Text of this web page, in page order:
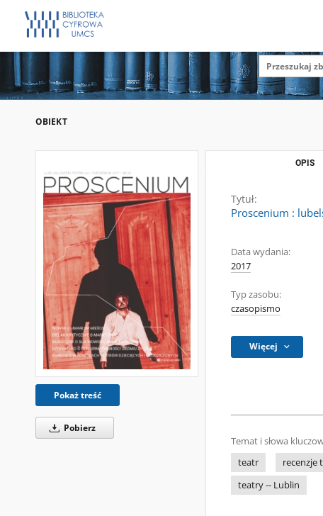
OBIEKT
Pokaż treść
Pobierz
OPIS
Tytuł:
Proscenium :
Data wydania:
2017
Typ zasobu:
czasopismo
Więcej
Temat i słowa
teatr
recenzje
teatry -- Lublin